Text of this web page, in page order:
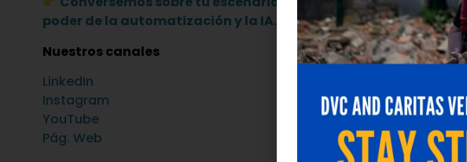
poder de la automatización y la IA.
Nuestros canales
LinkedIn
Instagram
YouTube
Pág. Web